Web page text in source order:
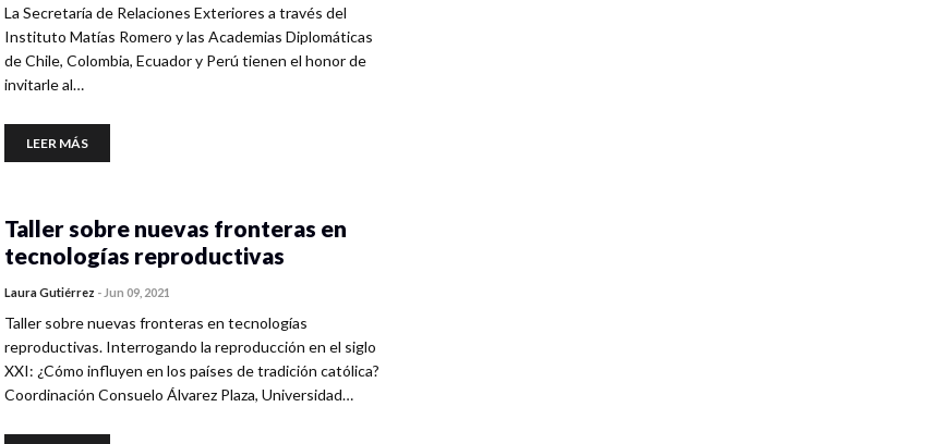
La Secretaría de Relaciones Exteriores a través del
Instituto Matías Romero y las Academias Diplomáticas
de Chile, Colombia, Ecuador y Perú tienen el honor de
invitarle al…
LEER MÁS
Taller sobre nuevas fronteras en
tecnologías reproductivas
Laura Gutiérrez - Jun 09, 2021
Taller sobre nuevas fronteras en tecnologías
reproductivas. Interrogando la reproducción en el siglo
XXI: ¿Cómo influyen en los países de tradición católica?
Coordinación Consuelo Álvarez Plaza, Universidad…